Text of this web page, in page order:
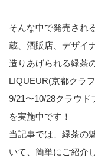
そんな中で発売され
蔵、酒販店、デザイ
造りあげられる緑茶
LIQUEUR(京都クラ
9/21〜10/28クラウ
を実施中です！
当記事では、緑茶の
いて、簡単にご紹介